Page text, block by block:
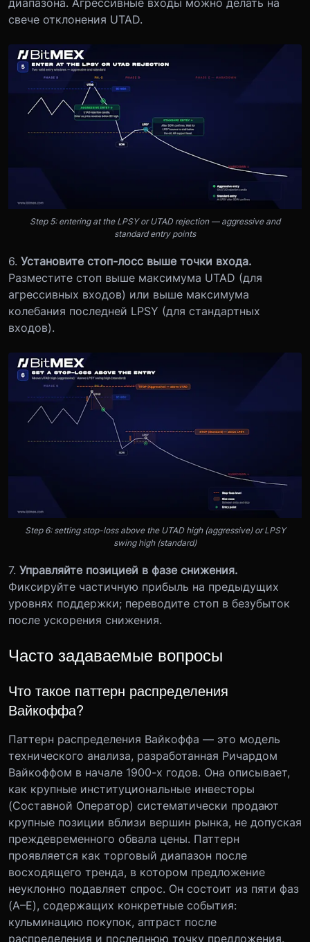
свече отклонения UTAD.
Step 5: entering at the LPSY or UTAD rejection — aggressive and
standard entry points
6. Установите стоп-лосс выше точки входа.
Разместите стоп выше максимума UTAD (для
агрессивных входов) или выше максимума
колебания последней LPSY (для стандартных
входов).
Step 6: setting stop-loss above the UTAD high (aggressive) or LPSY
swing high (standard)
7. Управляйте позицией в фазе снижения.
Фиксируйте частичную прибыль на предыдущих
уровнях поддержки; переводите стоп в безубыток
после ускорения снижения.
Часто задаваемые вопросы
Что такое паттерн распределения
Вайкоффа?
Паттерн распределения Вайкоффа — это модель
технического анализа, разработанная Ричардом
Вайкоффом в начале 1900-х годов. Она описывает,
как крупные институциональные инвесторы
(Составной Оператор) систематически продают
крупные позиции вблизи вершин рынка, не допуская
преждевременного обвала цены. Паттерн
проявляется как торговый диапазон после
восходящего тренда, в котором предложение
неуклонно подавляет спрос. Он состоит из пяти фаз
(A–E), содержащих конкретные события:
кульминацию покупок, аптраст после
распределения и последнюю точку предложения.